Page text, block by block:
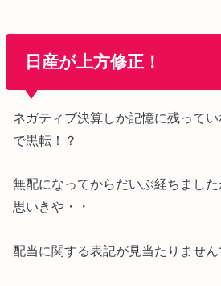
日産が上方修正！
ネガティブ決算しか記憶に残って
で黒転！？
無配になってからだいぶ経ちまし
思いきや・・
配当に関する表記が見当たりません